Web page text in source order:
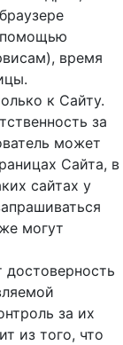
помощью
время
к Сайту.
за
может
Сайта, в
сайтах у
могут
достоверность
за их
из того, что